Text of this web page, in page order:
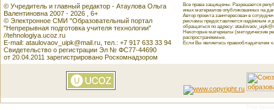
© Учредитель и главный редактор - Атаулова Ольга
Валентиновна 2007 - 2026 , 6+
© Электронное СМИ "Образовательный портал
"Непрерывная подготовка учителя технологии"
//tehnologiya.ucoz.ru
E-mail: ataulovaov_uipk@mail.ru, тел.: +7 917 633 33 94
Свидетельство о регистрации Эл № ФС77-44690
от 20.04.2011 зарегистрировано Роскомнадзором
Все права защищены. Разрешается
иных материалов опубликованных на
Автор проекта заинтересован в
рекламы предоставляется надёжным и
обращаться по адресу:
Некоторые материалы (методические
распространяемые.
Если Вы являетесь правообладателем